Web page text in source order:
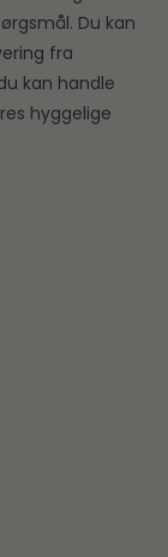
Du kan
fra
kan handle
hyggelige